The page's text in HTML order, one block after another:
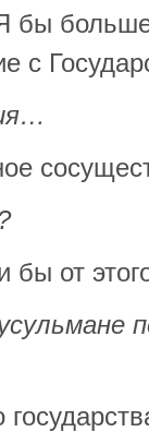
бы
с
от